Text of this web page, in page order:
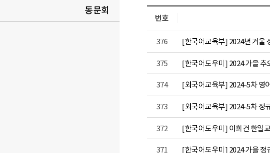
동문회
번호
376 [한국어교육부] 2024년 겨울
375
[한국어도우미] 2024 가을 추
374
[외국어교육부] 2024-5차 영
373
[외국어교육부] 2024-5차 정
372
[한국어도우미] 이희건 한일
371
[한국어도우미] 2024 가을 정